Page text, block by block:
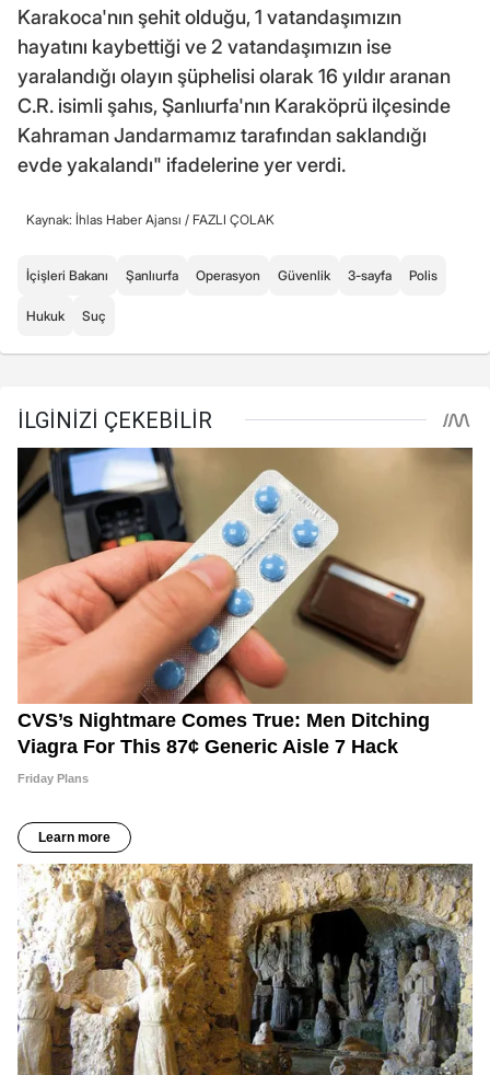
Karakoca'nın şehit olduğu, 1 vatandaşımızın
hayatını kaybettiği ve 2 vatandaşımızın ise
yaralandığı olayın şüphelisi olarak 16 yıldır aranan
C.R. isimli şahıs, Şanlıurfa'nın Karaköprü ilçesinde
Kahraman Jandarmamız tarafından saklandığı
evde yakalandı" ifadelerine yer verdi.
Kaynak: İhlas Haber Ajansı / FAZLI ÇOLAK
İçişleri Bakanı Şanlıurfa Operasyon Güvenlik 3-sayfa Polis
Hukuk Suç